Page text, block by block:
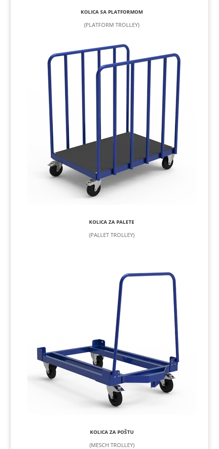
KOLICA SA PLATFORMOM
(PLATFORM TROLLEY)
KOLICA ZA PALETE
(PALLET TROLLEY)
KOLICA ZA POŠTU
(MESCH TROLLEY)